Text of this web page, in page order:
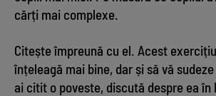
cărți mai complexe.
Citește împreună cu el. Acest
înțeleagă mai bine, dar și să vă
ai citit o poveste, discută despre ea în